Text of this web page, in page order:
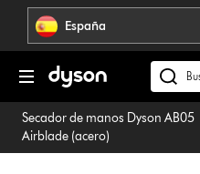
Omitir
navegación España
Buscar
en
dyson.es
Secador de manos Dyson AB05
Airblade (acero)